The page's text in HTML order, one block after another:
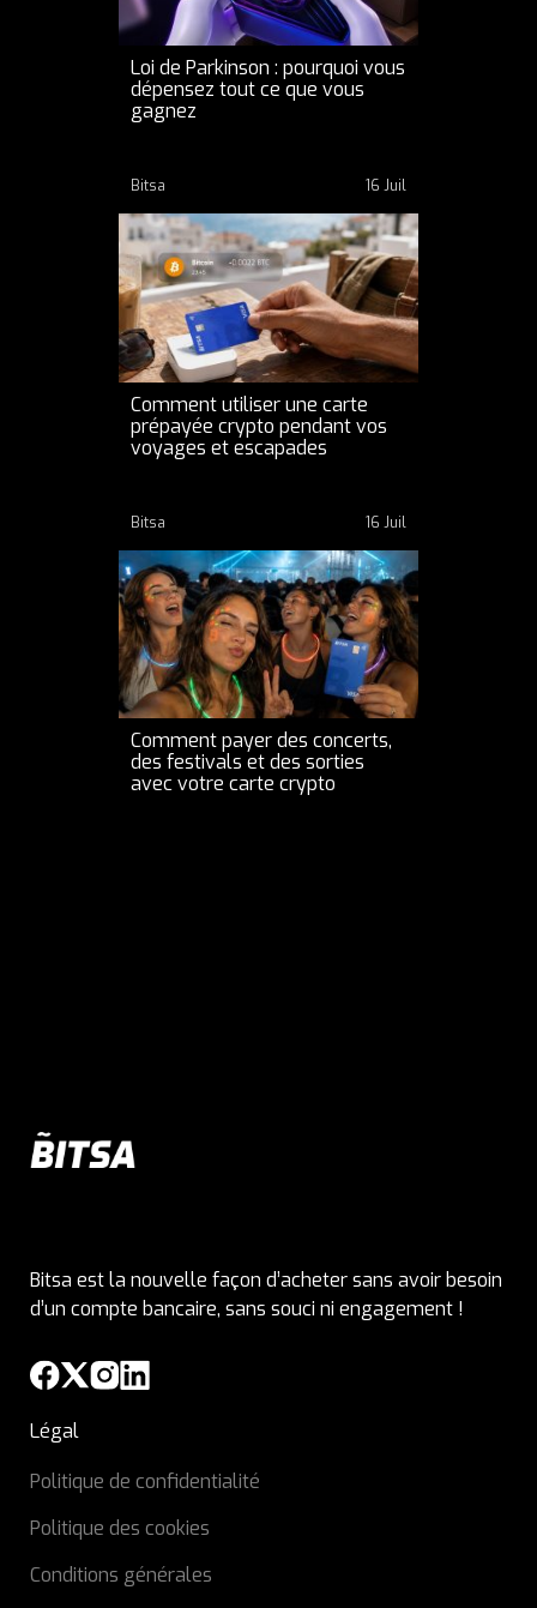
Loi de Parkinson : pourquoi vous
dépensez tout ce que vous
gagnez
Bitsa 16 Juil
Comment utiliser une carte
prépayée crypto pendant vos
voyages et escapades
Bitsa 16 Juil
Comment payer des concerts,
des festivals et des sorties
avec votre carte crypto
Bitsa est la nouvelle façon d’acheter sans avoir besoin
d’un compte bancaire, sans souci ni engagement !
Légal
Politique de confidentialité
Politique des cookies
Conditions générales